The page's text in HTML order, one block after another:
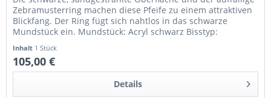
Zebramusterring machen diese Pfeife zu einem attraktiven
Blickfang. Der Ring fügt sich nahtlos in das schwarze
Mundstück ein. Mundstück: Acryl schwarz Bisstyp:
Inhalt 1 Stück
105,00 €
Details